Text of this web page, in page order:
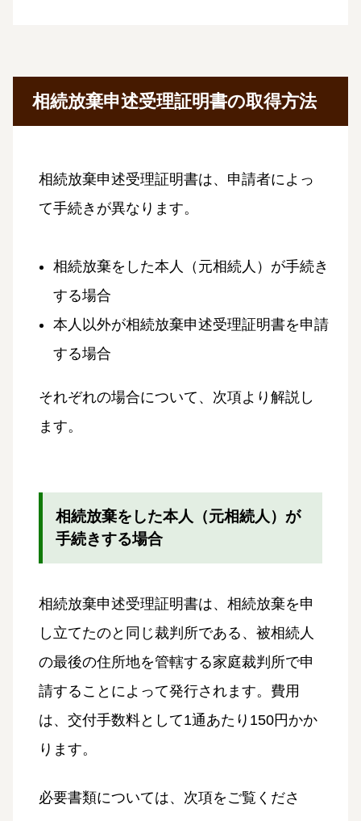
相続放棄申述受理証明書の取得方法
相続放棄申述受理証明書は、申請者によっ
て手続きが異なります。
相続放棄をした本人（元相続人）が手続き
する場合
本人以外が相続放棄申述受理証明書を申請
する場合
それぞれの場合について、次項より解説し
ます。
相続放棄をした本人（元相続人）が
手続きする場合
相続放棄申述受理証明書は、相続放棄を申
し立てたのと同じ裁判所である、被相続人
の最後の住所地を管轄する家庭裁判所で申
請することによって発行されます。費用
は、交付手数料として1通あたり150円かか
ります。
必要書類については、次項をご覧くださ